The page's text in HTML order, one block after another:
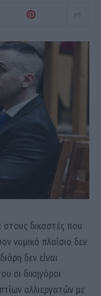
στους δικαστές που
νομικό πλαίσιο δεν
δεν είναι
οι δικηγόροι
αλλιεργατών με